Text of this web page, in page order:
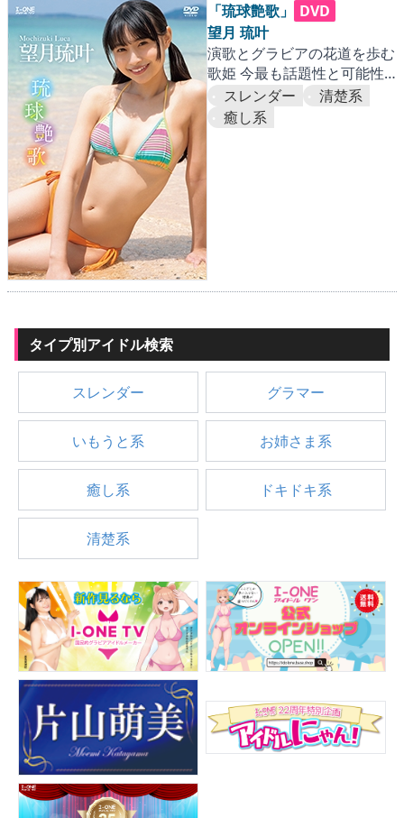
▶更新情報
▶個人情報保護について
▶よくあるご質問
▶会社概要
▶お問い合わせフォーム
「琉球艶歌」
DVD
望月 琉叶
演歌とグラビアの花道を歩む
歌姫 今最も話題性と可能性
を秘めたハイブリッドアイド
ル!!
スレンダー
清楚系
癒し系
タイプ別アイドル検索
スレンダー グラマー
いもうと系 お姉さま系
癒し系 ドキドキ系
清楚系